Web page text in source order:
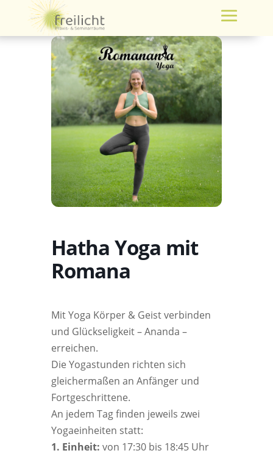
Hatha Yoga mit
Romana
Mit Yoga Körper & Geist verbinden
und Glückseligkeit – Ananda –
erreichen.
Die Yogastunden richten sich
gleichermaßen an Anfänger und
Fortgeschrittene.
An jedem Tag finden jeweils zwei
Yogaeinheiten statt:
1. Einheit: von 17:30 bis 18:45 Uhr